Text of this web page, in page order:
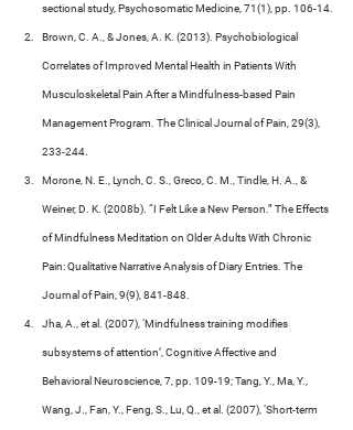
sectional study, Psychosomatic Medicine, 71(1), pp. 106-14.
Brown, C. A., & Jones, A. K. (2013). Psychobiological
Correlates of Improved Mental Health in Patients With
Musculoskeletal Pain After a Mindfulness-based Pain
Management Program. The Clinical Journal of Pain, 29(3),
233-244.
Morone, N. E., Lynch, C. S., Greco, C. M., Tindle, H. A., &
Weiner, D. K. (2008b). “I Felt Like a New Person.” The Effects
of Mindfulness Meditation on Older Adults With Chronic
Pain: Qualitative Narrative Analysis of Diary Entries. The
Journal of Pain, 9(9), 841-848.
Jha, A., et al. (2007), ‘Mindfulness training modifies
subsystems of attention’, Cognitive Affective and
Behavioral Neuroscience, 7, pp. 109-19; Tang, Y., Ma, Y.,
Wang, J., Fan, Y., Feng, S., Lu, Q., et al. (2007), ‘Short-term